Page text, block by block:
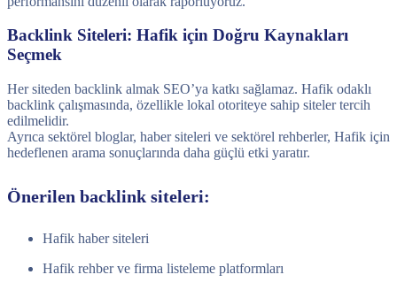
Backlink Siteleri: Hafik için Doğru Kaynakları
Seçmek
Her siteden backlink almak SEO’ya katkı sağlamaz. Hafik odaklı
backlink çalışmasında, özellikle lokal otoriteye sahip siteler tercih
edilmelidir.
Ayrıca sektörel bloglar, haber siteleri ve sektörel rehberler, Hafik için
hedeflenen arama sonuçlarında daha güçlü etki yaratır.
Önerilen backlink siteleri:
Hafik haber siteleri
Hafik rehber ve firma listeleme platformları